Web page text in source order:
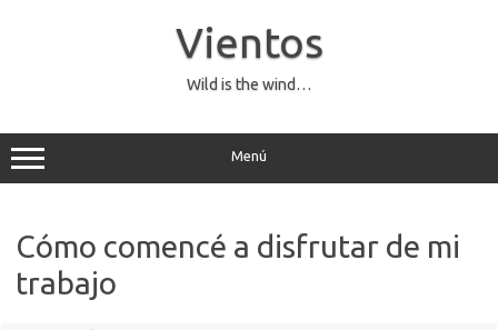
Vientos
Wild is the wind…
Menú
Cómo comencé a disfrutar de mi
trabajo